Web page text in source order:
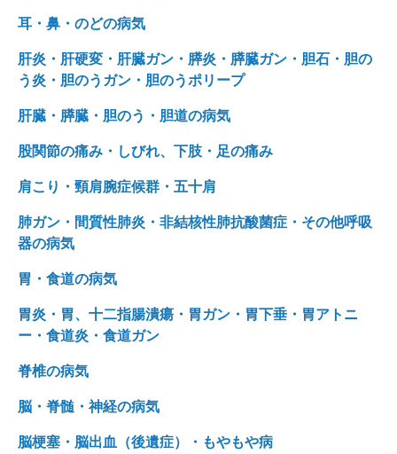
耳・鼻・のどの病気
肝炎・肝硬変・肝臓ガン・膵炎・膵臓ガン・胆石・胆の
う炎・胆のうガン・胆のうポリープ
肝臓・膵臓・胆のう・胆道の病気
股関節の痛み・しびれ、下肢・足の痛み
肩こり・頸肩腕症候群・五十肩
肺ガン・間質性肺炎・非結核性肺抗酸菌症・その他呼吸
器の病気
胃・食道の病気
胃炎・胃、十二指腸潰瘍・胃ガン・胃下垂・胃アトニ
ー・食道炎・食道ガン
脊椎の病気
脳・脊髄・神経の病気
脳梗塞・脳出血（後遺症）・もやもや病